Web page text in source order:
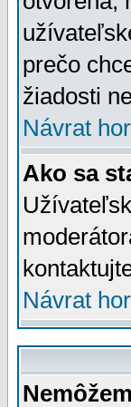
prečo
žiadosti
Návrat
Ako sa
Návrat